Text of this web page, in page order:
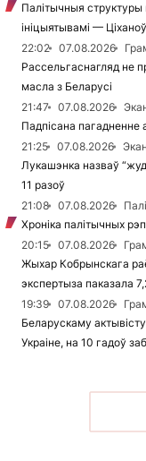
Палітычныя структуры
ініцыятывамі —
22:02
07.08.2026
Рассельгаснагляд не
масла з Беларусі
21:47
07.08.2026
Падпісана пагадненне
21:25
07.08.2026
Лукашэнка назваў
11 разоў
21:08
07.08.2026
Хроніка палітычных
20:15
07.08.2026
Жыхар Кобрынскага
экспертыза паказала
19:39
07.08.2026
Беларускаму
Украіне, на 10 гадоў